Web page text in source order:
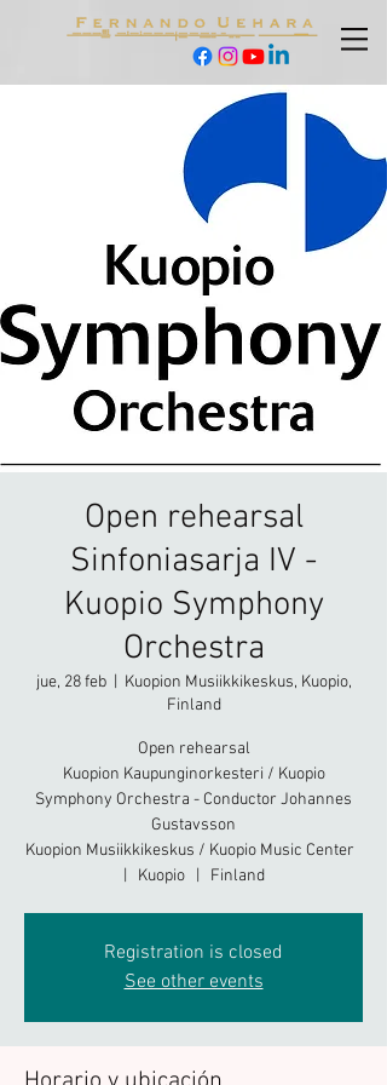
Open rehearsal
Sinfoniasarja IV -
Kuopio Symphony
Orchestra
jue, 28 feb
  |
Kuopion Musiikkikeskus, Kuopio,
Finland
Open rehearsal
Kuopion Kaupunginorkesteri / Kuopio
Symphony Orchestra - Conductor Johannes
Gustavsson
Kuopion Musiikkikeskus / Kuopio Music Center
| Kuopio | Finland
Registration is closed
See other events